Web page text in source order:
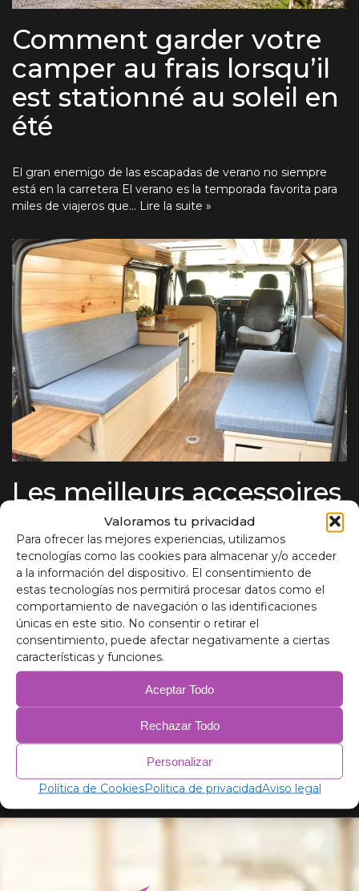
Valoramos tu privacidad
Para ofrecer las mejores experiencias, utilizamos
tecnologías como las cookies para almacenar y/o acceder
a la información del dispositivo. El consentimiento de
estas tecnologías nos permitirá procesar datos como el
comportamiento de navegación o las identificaciones
únicas en este sitio. No consentir o retirar el
consentimiento, puede afectar negativamente a ciertas
características y funciones.
Aceptar Todo
Rechazar Todo
Personalizar
Política de CookiesPolítica de privacidadAviso legal
Comment garder votre
camper au frais lorsqu’il
est stationné au soleil en
été
El gran enemigo de las escapadas de verano no siempre
está en la carretera El verano es la temporada favorita para
miles de viajeros que… Lire la suite »
Les meilleurs accessoires
pour compléter votre kit
de camping-car et faire
passer votre expérience
au niveau supérieur.
Kit Campervan : Confort et Fonctionnalité La camperisation
n'est pas seulement une tendance : c'est un mode de vie.
Pour ceux qui choisissent de voyager librement,…
suite »